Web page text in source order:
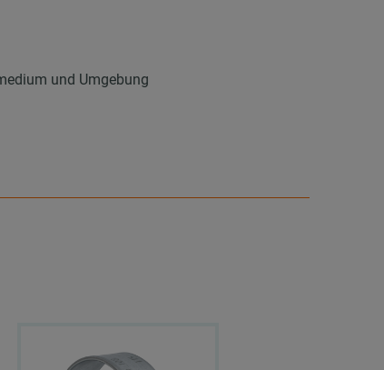
und Umgebung